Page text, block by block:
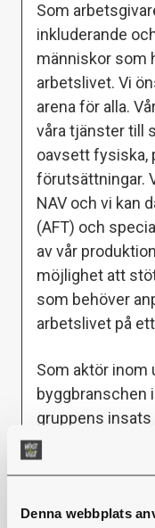
Denna webbplats
Som
inkluderande
människor som
arbetslivet. Vi
arena för alla.
våra tjänster till
oavsett fysiska,
förutsättningar.
NAV och vi kan
(AFT) och
av vår
möjlighet att
som behöver
arbetslivet på
Som aktör inom
byggbranschen
gruppens
också andra
arbetsvillkor. Vi
svenska